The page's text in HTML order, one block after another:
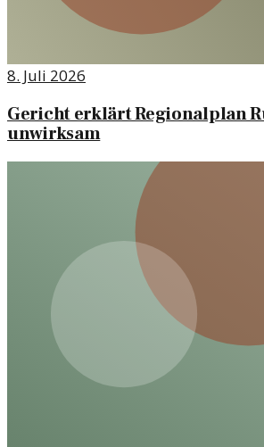
8. Juli 2026
Gericht erklärt Regionalplan
unwirksam